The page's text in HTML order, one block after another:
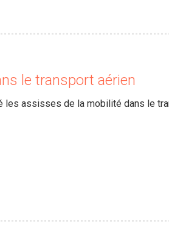
le transport aérien
les assisses de la mobilité dans le